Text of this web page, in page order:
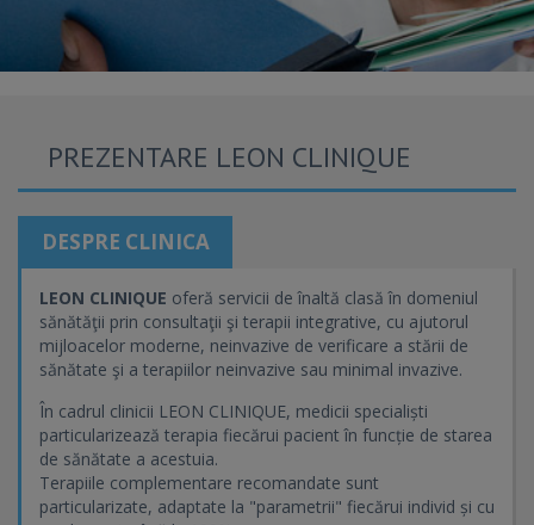
PREZENTARE LEON CLINIQUE
DESPRE CLINICA
LEON CLINIQUE oferă servicii de înaltă clasă în domeniul
sănătăţii prin consultaţii şi terapii integrative, cu ajutorul
mijloacelor moderne, neinvazive de verificare a stării de
sănătate şi a terapiilor neinvazive sau minimal invazive.
În cadrul clinicii LEON CLINIQUE, medicii specialiști
particularizează terapia fiecărui pacient în funcție de starea
de sănătate a acestuia.
Terapiile complementare recomandate sunt
particularizate, adaptate la "parametrii" fiecărui individ și cu